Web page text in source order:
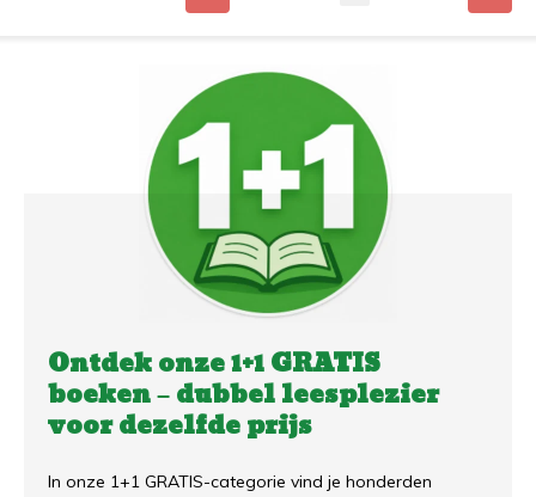
Ontdek onze 1+1 GRATIS
boeken – dubbel leesplezier
voor dezelfde prijs
In onze 1+1 GRATIS-categorie vind je honderden